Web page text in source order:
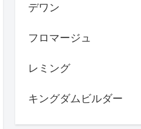
デワン
フロマージュ
レミング
キングダムビルダー